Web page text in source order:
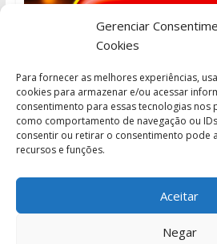
Gerenciar
Cookies
Para fornecer as melhores experiências,
cookies para armazenar e/ou acessar
consentimento para essas tecnologias
como comportamento de navegação ou
consentir ou retirar o consentimento pode
recursos e funções.
Aceitar
Negar